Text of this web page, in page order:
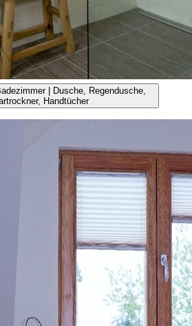
| Dusche, Regendusche,
Handtücher